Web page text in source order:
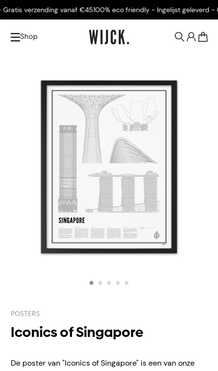
verzending vanaf €45100% eco friendly - Ingelijst geleverd -
Shop
POSTERS
Iconics of Singapore
De poster van "Iconics of Singapore" is een van onze